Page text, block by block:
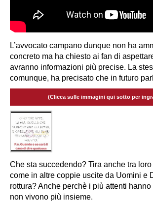
L’avvocato campano dunque non ha
concreto ma ha chiesto ai fan di
avranno informazioni più precise. La
comunque, ha precisato che in futuro
(Clicca sulle immagini qui sotto per
Che sta succedendo? Tira anche tra
come in altre coppie uscite da Uomini e
rottura? Anche perchè i più attenti
non vivono più insieme.